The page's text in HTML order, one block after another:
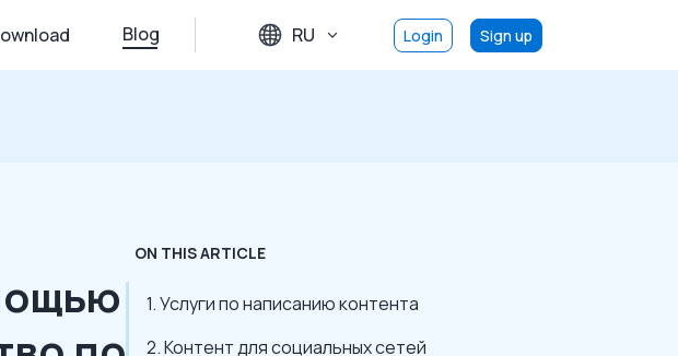
Blog RU Login Sign up
ON THIS ARTICLE
1. Услуги по написанию контента
2. Контент для социальных сетей